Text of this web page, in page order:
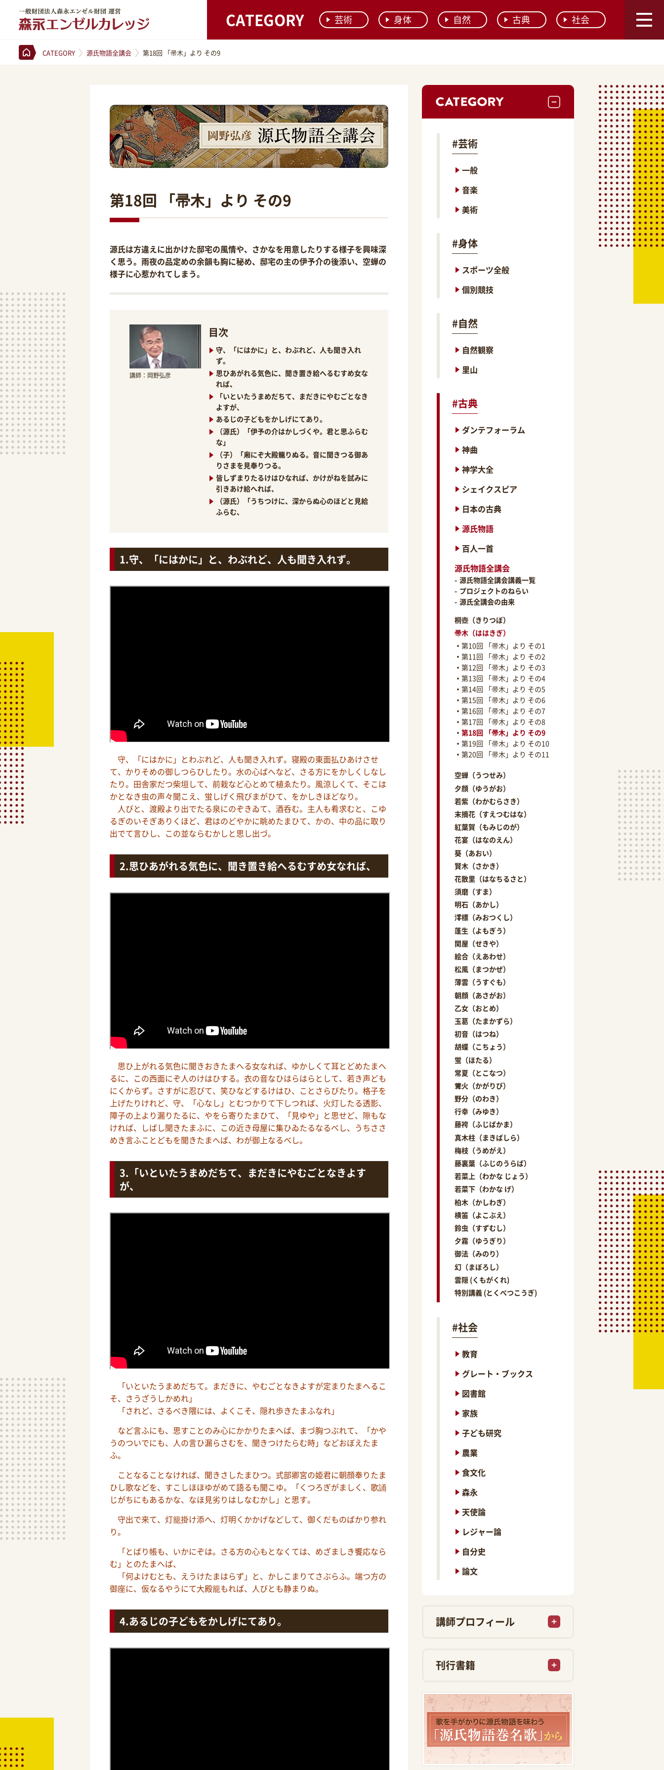
CATEGORY 芸術 身体 自然 古典 社会
CATEGORY 源氏物語全講会 第18回 「帚木」より その9
第18回 「帚木」より その9
源氏は方違えに出かけた邸宅の風情や、さかなを用意したりする様子を興味深
く思う。雨夜の品定めの余韻も胸に秘め、邸宅の主の伊予介の後添い、空蝉の
様子に心惹かれてしまう。
講師：岡野弘彦
目次
守、「にはかに」と、わぶれど、人も聞き入れ
ず。
思ひあがれる気色に、聞き置き給へるむすめ女な
れば、
「いといたうまめだちて、まだきにやむごとなき
よすが、
あるじの子どもをかしげにてあり。
（源氏）「伊予の介はかしづくや。君と思ふらむ
な」
（子）「廂にぞ大殿籠りぬる。音に聞きつる御あ
りさまを見奉りつる。
皆しずまりたるけはひなれば、かけがねを試みに
引きあけ給へれば、
（源氏）「うちつけに、深からぬ心のほどと見給
ふらむ、
守、「にはかに」と、わぶれど、人も聞き入れず。
守、「にはかに」とわぶれど、人も聞き入れず。寝殿の東面払ひあけさせ
て、かりそめの御しつらひしたり。水の心ばへなど、さる方にをかしくしなし
たり。田舎家だつ柴垣して、前栽など心とめて植ゑたり。風涼しくて、そこは
かとなき虫の声々聞こえ、蛍しげく飛びまがひて、をかしきほどなり。
人びと、渡殿より出でたる泉にのぞきゐて、酒呑む。主人も肴求むと、こゆ
るぎのいそぎありくほど、君はのどやかに眺めたまひて、かの、中の品に取り
出でて言ひし、この並ならむかしと思し出づ。
思ひあがれる気色に、聞き置き給へるむすめ女なれば、
思ひ上がれる気色に聞きおきたまへる女なれば、ゆかしくて耳とどめたまへ
るに、この西面にぞ人のけはひする。衣の音なひはらはらとして、若き声ども
にくからず。さすがに忍びて、笑ひなどするけはひ、ことさらびたり。格子を
上げたりけれど、守、「心なし」とむつかりて下しつれば、火灯したる透影、
障子の上より漏りたるに、やをら寄りたまひて、「見ゆや」と思せど、隙もな
ければ、しばし聞きたまふに、この近き母屋に集ひゐたるなるべし、うちささ
めき言ふことどもを聞きたまへば、わが御上なるべし。
「いといたうまめだちて、まだきにやむごとなきよす
が、
「いといたうまめだちて。まだきに、やむごとなきよすが定まりたまへるこ
そ、さうざうしかめれ」
「されど、さるべき隈には、よくこそ、隠れ歩きたまふなれ」
など言ふにも、思すことのみ心にかかりたまへば、まづ胸つぶれて、「かや
うのついでにも、人の言ひ漏らさむを、聞きつけたらむ時」などおぼえたま
ふ。
ことなることなければ、聞きさしたまひつ。式部卿宮の姫君に朝顔奉りたま
ひし歌などを、すこしほほゆがめて語るも聞こゆ。「くつろぎがましく、歌誦
じがちにもあるかな、なほ見劣りはしなむかし」と思す。
守出で来て、灯籠掛け添へ、灯明くかかげなどして、御くだものばかり参れ
り。
「とばり帳も、いかにぞは。さる方の心もとなくては、めざましき饗応なら
む」とのたまへば、
「何よけむとも、えうけたまはらず」と、かしこまりてさぶらふ。端つ方の
御座に、仮なるやうにて大殿籠もれば、人びとも静まりぬ。
あるじの子どもをかしげにてあり。
#芸術
一般
音楽
美術
#身体
スポーツ全般
個別競技
#自然
自然観察
里山
#古典
ダンテフォーラム
神曲
神学大全
シェイクスピア
日本の古典
源氏物語
百人一首
源氏物語全講会
源氏物語全講会講義一覧
プロジェクトのねらい
源氏全講会の由来
桐壺（きりつぼ）
帚木（ははきぎ）
第10回 「帚木」より その1
第11回 「帚木」より その2
第12回 「帚木」より その3
第13回 「帚木」より その4
第14回 「帚木」より その5
第15回 「帚木」より その6
第16回 「帚木」より その7
第17回 「帚木」より その8
第18回 「帚木」より その9
第19回 「帚木」より その10
第20回 「帚木」より その11
空蝉（うつせみ）
夕顔（ゆうがお）
若紫（わかむらさき）
末摘花（すえつむはな）
紅葉賀（もみじのが）
花宴（はなのえん）
葵（あおい）
賢木（さかき）
花散里（はなちるさと）
須磨（すま）
明石（あかし）
澪標（みおつくし）
蓬生（よもぎう）
関屋（せきや）
絵合（えあわせ）
松風（まつかぜ）
薄雲（うすぐも）
朝顔（あさがお）
乙女（おとめ）
玉葛（たまかずら）
初音（はつね）
胡蝶（こちょう）
蛍（ほたる）
常夏（とこなつ）
篝火（かがりび）
野分（のわき）
行幸（みゆき）
藤袴（ふじばかま）
真木柱（まきばしら）
梅枝（うめがえ）
藤裏葉（ふじのうらば）
若菜上（わかな じょう）
若菜下（わかな げ）
柏木（かしわぎ）
横笛（よこぶえ）
鈴虫（すずむし）
夕霧（ゆうぎり）
御法（みのり）
幻（まぼろし）
雲隠 (くもがくれ)
特別講義 (とくべつこうぎ)
#社会
教育
グレート・ブックス
図書館
家族
子ども研究
農業
食文化
森永
天使論
レジャー論
自分史
論文
講師プロフィール
刊行書籍